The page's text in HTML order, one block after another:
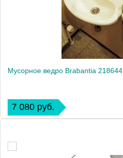
Мусорное ведро Brabantia 218644
7 080 руб.